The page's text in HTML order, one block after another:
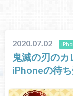
2020.07.02
鬼滅の刃の
iPhoneの待